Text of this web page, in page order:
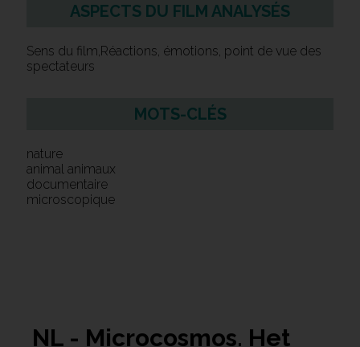
ASPECTS DU FILM ANALYSÉS
Sens du film,Réactions, émotions, point de vue des
spectateurs
MOTS-CLÉS
nature
animal animaux
documentaire
microscopique
NL - Microcosmos. Het